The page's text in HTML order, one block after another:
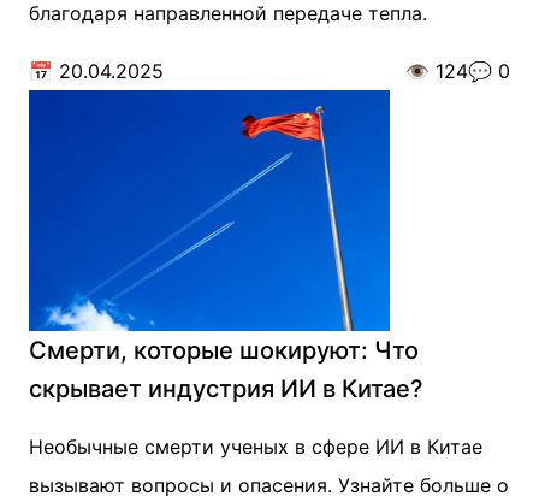
благодаря направленной передаче тепла.
📅 20.04.2025 👁️ 124💬 0
Смерти, которые шокируют: Что
скрывает индустрия ИИ в Китае?
Необычные смерти ученых в сфере ИИ в Китае
вызывают вопросы и опасения. Узнайте больше о